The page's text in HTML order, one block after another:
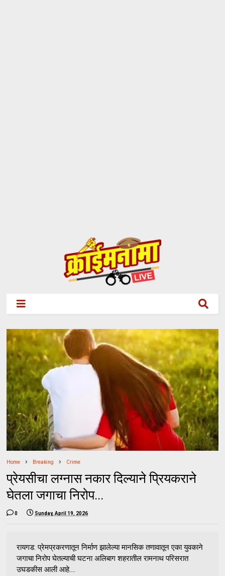
Home Breaking Crime
प्रेयसीचा लग्नास नकार दिल्याने प्रियकराने
घेतला जगाचा निरोप...
0 Sunday, April 19, 2026
रायगड: प्रेमप्रकरणातून निर्माण झालेल्या मानसिक तणावातून एका युवकाने
जगाचा निरोप घेतल्याची घटना अलिबाग शहरातील रामनाथ परिसरात
उघडकीस आली आहे....